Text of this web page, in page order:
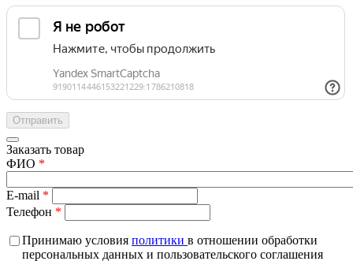
Заказать товар
ФИО *
E-mail *
Телефон *
Принимаю условия политики в отношении обработки
персональных данных и пользовательского соглашения